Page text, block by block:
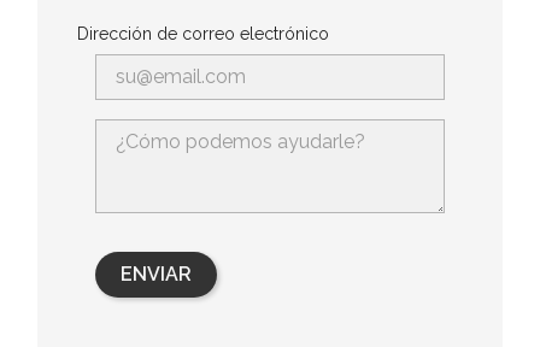
Dirección de correo electrónico